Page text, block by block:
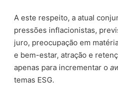
A este respeito, a atual
pressões inflacionistas,
juro, preocupação em
e bem-estar, atração e
apenas para incrementar o
temas ESG.